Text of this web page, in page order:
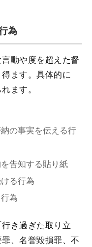
為
動や度を超えた督
ます。具体的に
ます。
の事実を伝える行
告知する貼り紙
る行為
為
き過ぎた取り立
、名誉毀損罪、不